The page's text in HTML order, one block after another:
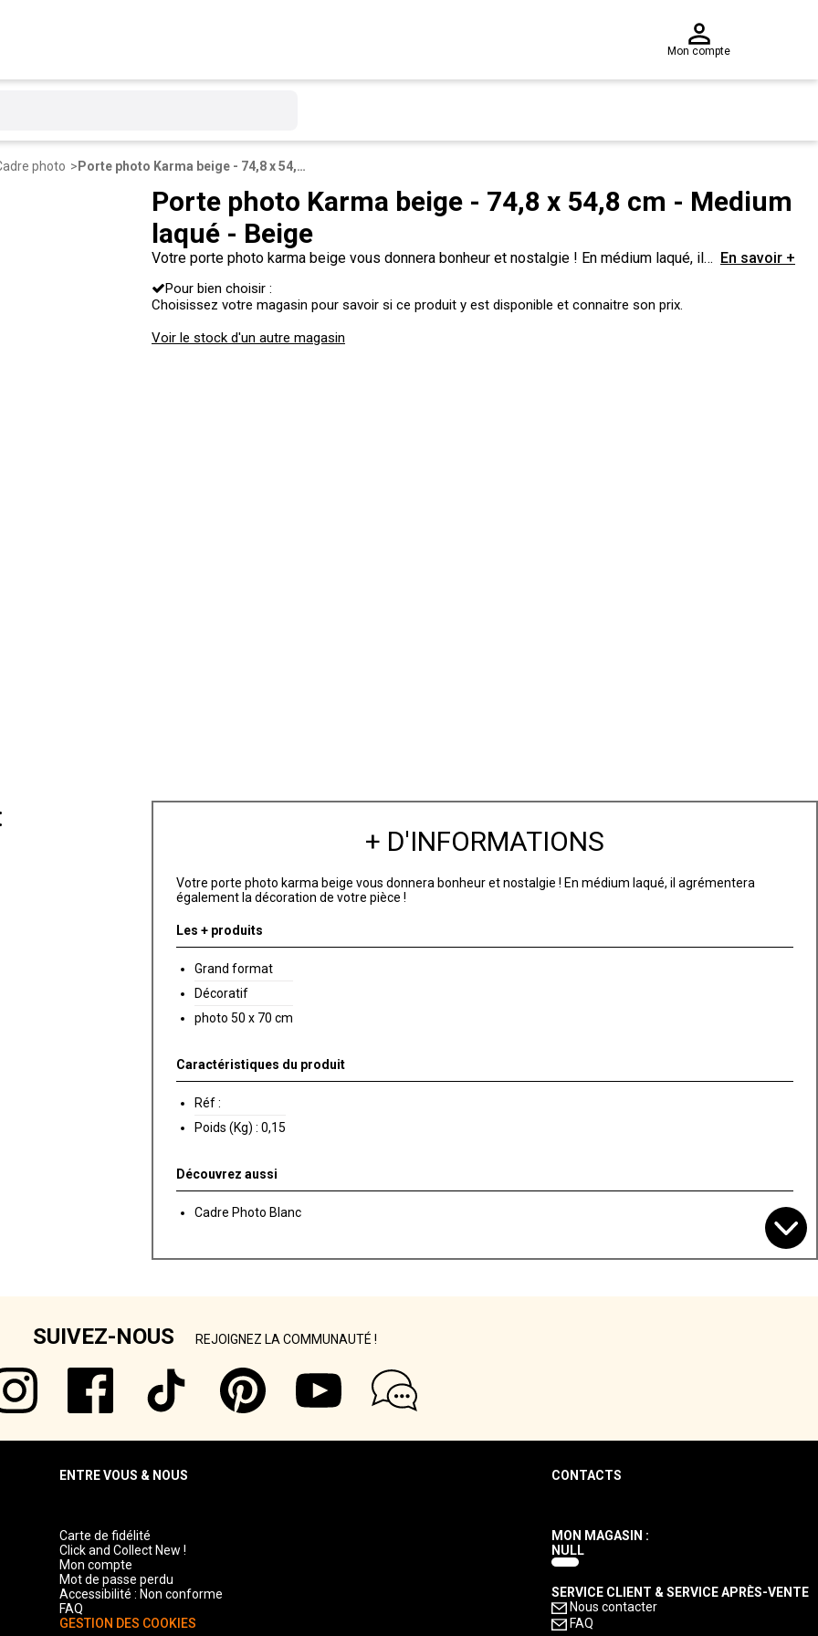
Mon compte
photo Porte photo Karma beige - 74,8 x 54,8 cm - Medium laqué - Beige
Porte photo Karma beige - 74,8 x 54,8 cm - Medium
laqué - Beige
Votre porte photo karma beige vous donnera bonheur et nostalgie ! En médium laqué, il
En savoir +
Pour bien choisir :
Choisissez votre magasin pour savoir si ce produit y est disponible et connaitre son prix.
Voir le stock d'un autre magasin
+ D'INFORMATIONS
Votre porte photo karma beige vous donnera bonheur et nostalgie ! En médium laqué, il agrémentera
également la décoration de votre pièce !
Les + produits
Grand format
Décoratif
photo 50 x 70 cm
Caractéristiques du produit
Réf :
Poids (Kg) : 0,15
Découvrez aussi
Cadre Photo Blanc
SUIVEZ-NOUS REJOIGNEZ LA COMMUNAUTÉ !
ENTRE VOUS & NOUS
Carte de fidélité
Click and Collect New !
Mon compte
Mot de passe perdu
Accessibilité : Non conforme
FAQ
GESTION DES COOKIES
CONTACTS
MON MAGASIN :
NULL
SERVICE CLIENT & SERVICE APRÈS-VENTE
Nous contacter
FAQ